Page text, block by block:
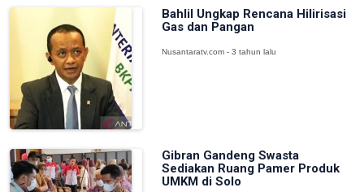
Bahlil Ungkap Rencana Hilirisasi
Gas dan Pangan
Nusantaratv.com - 3 tahun lalu
Gibran Gandeng Swasta
Sediakan Ruang Pamer Produk
UMKM di Solo